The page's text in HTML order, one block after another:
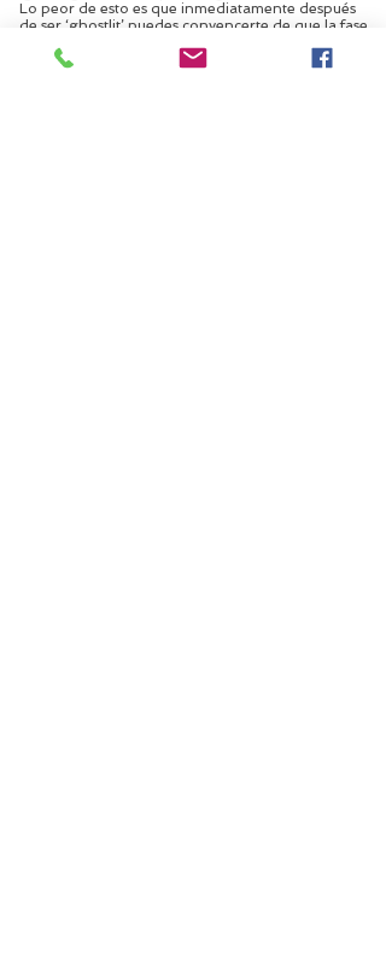
Lo peor de esto es que inmediatamente después
de ser ‘ghostlit’ puedes convencerte de que la fase
Sin embargo, Rinnankoski enfatiza que es